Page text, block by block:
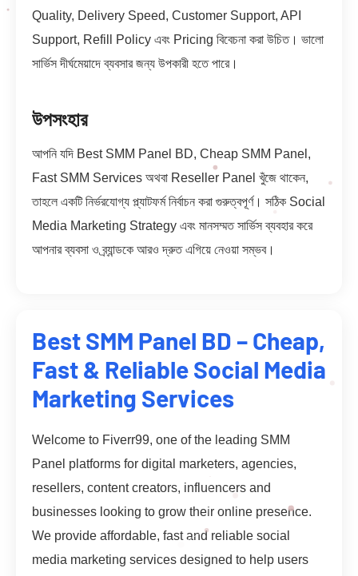
Quality, Delivery Speed, Customer Support, API
Support, Refill Policy এবং Pricing বিবেচনা করা উচিত। ভালো
সার্ভিস দীর্ঘমেয়াদে ব্যবসার জন্য উপকারী হতে পারে।
উপসংহার
আপনি যদি Best SMM Panel BD, Cheap SMM Panel,
Fast SMM Services অথবা Reseller Panel খুঁজে থাকেন,
তাহলে একটি নির্ভরযোগ্য প্ল্যাটফর্ম নির্বাচন করা গুরুত্বপূর্ণ। সঠিক Social
Media Marketing Strategy এবং মানসম্মত সার্ভিস ব্যবহার করে
আপনার ব্যবসা ও ব্র্যান্ডকে আরও দ্রুত এগিয়ে নেওয়া সম্ভব।
Best SMM Panel BD – Cheap,
Fast & Reliable Social Media
Marketing Services
Welcome to Fiverr99, one of the leading SMM
Panel platforms for digital marketers, agencies,
resellers, content creators, influencers and
businesses looking to grow their online presence.
We provide affordable, fast and reliable social
media marketing services designed to help users